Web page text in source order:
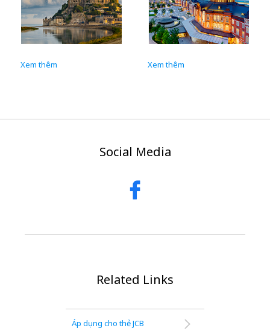
Xem thêm Xem thêm
Social Media
Related Links
Áp dụng cho thẻ JCB